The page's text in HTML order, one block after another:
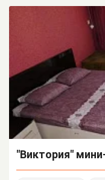
"Виктория"